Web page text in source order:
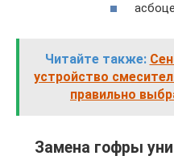
Читайте также:
устройство
правильно
Замена гофры